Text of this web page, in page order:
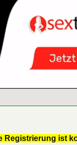
Registrierung ist